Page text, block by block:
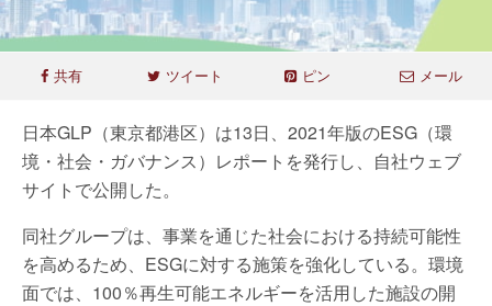
共有 ツイート ピン メール
日本GLP（東京都港区）は13日、2021年版のESG（環
境・社会・ガバナンス）レポートを発行し、自社ウェブ
サイトで公開した。
同社グループは、事業を通じた社会における持続可能性
を高めるため、ESGに対する施策を強化している。環境
面では、100％再生可能エネルギーを活用した施設の開